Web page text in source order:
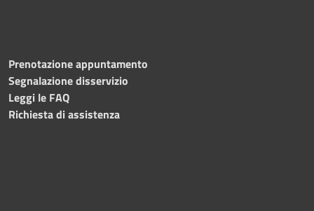
Prenotazione appuntamento
Segnalazione disservizio
Leggi le FAQ
Richiesta di assistenza